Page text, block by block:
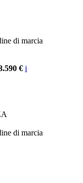
di marcia
€ i
di marcia